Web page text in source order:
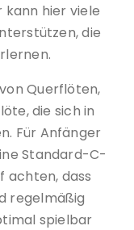
hier viele
die
Querflöten,
die sich in
Für Anfänger
Standard-C-
achten, dass
regelmäßig
spielbar